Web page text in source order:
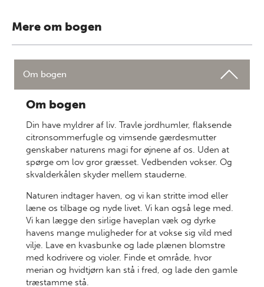
Mere om bogen
Om bogen
Om bogen
Din have myldrer af liv. Travle jordhumler, flaksende
citronsommerfugle og vimsende gærdesmutter
genskaber naturens magi for øjnene af os. Uden at
spørge om lov gror græsset. Vedbenden vokser. Og
skvalderkålen skyder mellem stauderne.
Naturen indtager haven, og vi kan stritte imod eller
læne os tilbage og nyde livet. Vi kan også lege med.
Vi kan lægge den sirlige haveplan væk og dyrke
havens mange muligheder for at vokse sig vild med
vilje. Lave en kvasbunke og lade plænen blomstre
med kodrivere og violer. Finde et område, hvor
merian og hvidtjørn kan stå i fred, og lade den gamle
træstamme stå.